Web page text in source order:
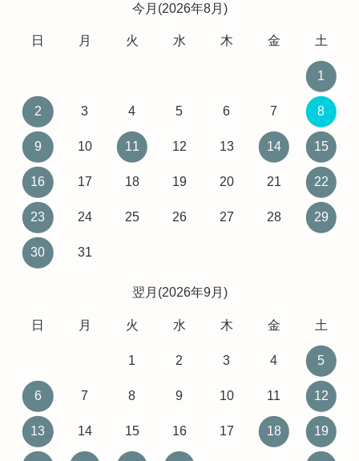
今月(2026年8月)
日 月 火 水 木 金 土
1
2 3 4 5 6 7 8
9 10 11 12 13 14 15
16 17 18 19 20 21 22
23 24 25 26 27 28 29
30 31
翌月(2026年9月)
日 月 火 水 木 金 土
1 2 3 4 5
6 7 8 9 10 11 12
13 14 15 16 17 18 19